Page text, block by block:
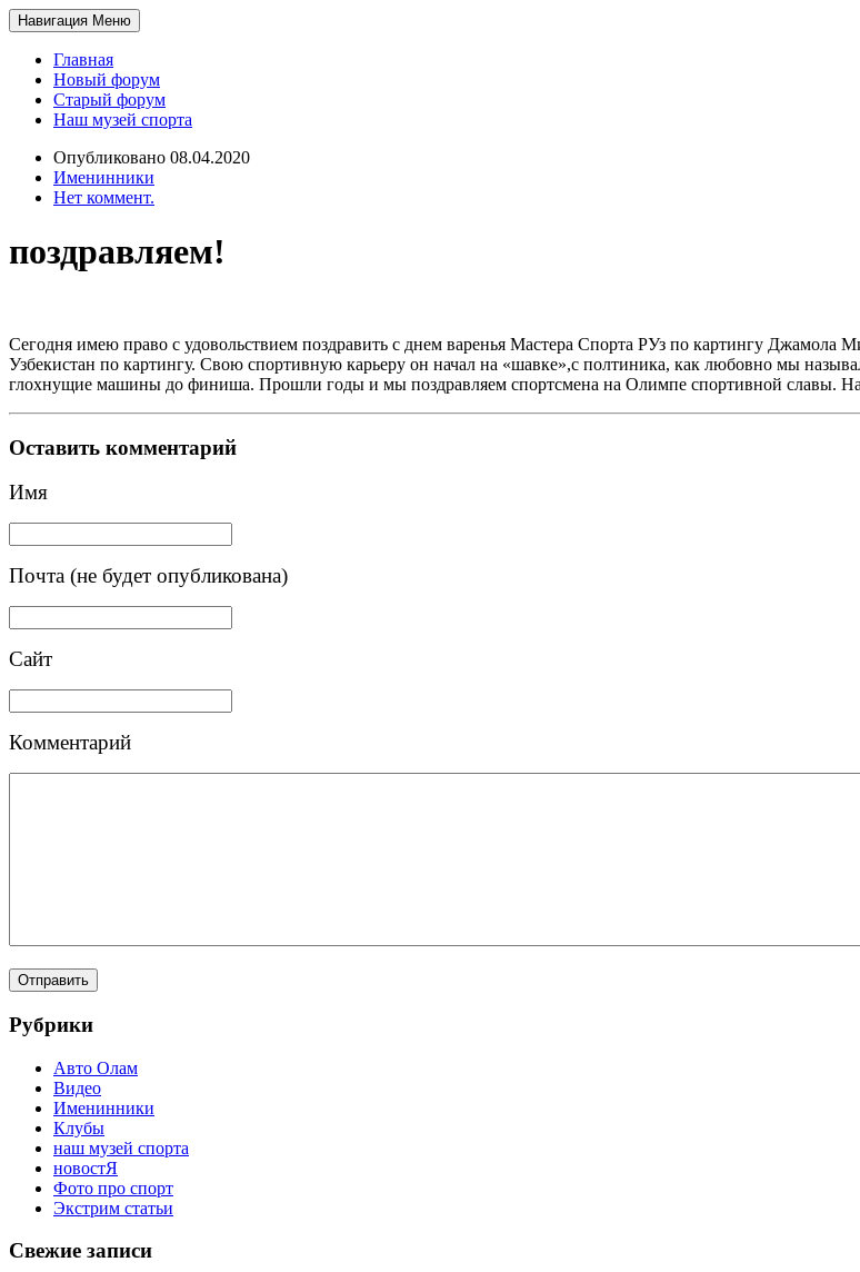
Навигация Меню
Главная
Новый форум
Старый форум
Наш музей спорта
Опубликовано 08.04.2020
Именинники
Нет коммент.
поздравляем!
Сегодня имею право с удовольствием поздравить с днем варенья Мастера Спорта РУз по картингу Джамола
Узбекистан по картингу. Свою спортивную карьеру он начал на «шавке»,с полтиника, как любовно мы
глохнущие машины до финиша. Прошли годы и мы поздравляем спортсмена на Олимпе спортивной славы.
Оставить комментарий
Имя
Почта (не будет опубликована)
Сайт
Комментарий
Рубрики
Авто Олам
Видео
Именинники
Клубы
наш музей спорта
новостЯ
Фото про спорт
Экстрим статьи
Свежие записи